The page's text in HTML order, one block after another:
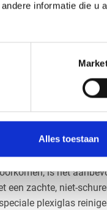
informatie die u
Alles toestaan
In de
displays die echt in
in meubilair,
eigenschappen
in de kunst,
en sculpturen.
zwart
plexiglas is
in goede staat te
is het
een zachte, niet-
plexiglas